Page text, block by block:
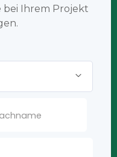
bei Ihrem Projekt